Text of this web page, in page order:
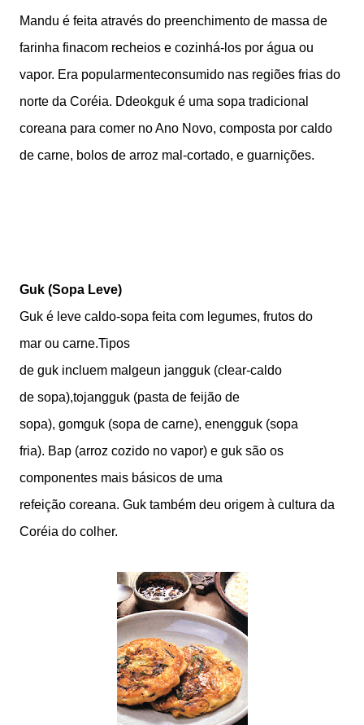
Mandu é feita através do preenchimento de massa de
farinha finacom recheios e cozinhá-los por água ou
vapor. Era popularmenteconsumido nas regiões frias do
norte da Coréia. Ddeokguk é uma sopa tradicional
coreana para comer no Ano Novo, composta por caldo
de carne, bolos de arroz mal-cortado, e guarnições.
Guk (Sopa Leve)
Guk é leve caldo-sopa feita com legumes, frutos do
mar ou carne.Tipos
de guk incluem malgeun jangguk (clear-caldo
de sopa),tojangguk (pasta de feijão de
sopa), gomguk (sopa de carne), enengguk (sopa
fria). Bap (arroz cozido no vapor) e guk são os
componentes mais básicos de uma
refeição coreana. Guk também deu origem à cultura da
Coréia do colher.